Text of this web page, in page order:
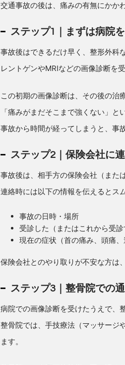
交通事故の後は、痛みの有無にかか
ステップ1｜まずは病院
事故後はできるだけ早く、整形外科
レントゲンやMRIなどの画像診断を
この初期の画像診断は、その後の治
「痛みがまだそこまで強くない」と
事故から時間が経ってしまうと、事
ステップ2｜保険会社に
事故後は、相手方の保険会社（また
連絡時には以下の情報を伝えるとス
事故の日時・場所
受診した（またはこれから受
現在の症状（首の痛み、頭痛、
保険会社とのやり取りが不安な方は
ステップ3｜整骨院での
病院での画像診断を受けたうえで、
整骨院では、手技療法（マッサージ
ます。